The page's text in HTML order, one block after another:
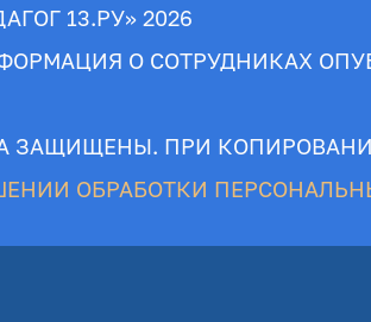
13.РУ» 2026
О СОТРУДНИКАХ
ЗАЩИЩЕНЫ. ПРИ
ОБРАБОТКИ